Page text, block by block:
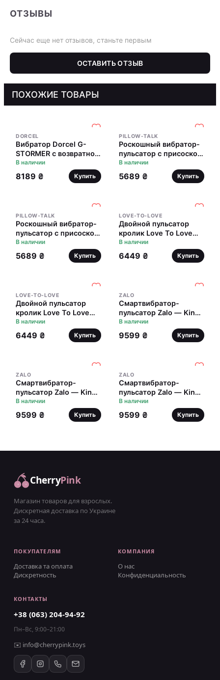
ОТЗЫВЫ
Сейчас еще нет отзывов, станьте первым
ОСТАВИТЬ ОТЗЫВ
ПОХОЖИЕ ТОВАРЫ
DORCEL
Вибратор Dorcel G-
STORMER с возвратно-
поступательным
движением головки,
стимуляция точки G
В наличии
8189 ₴ Купить
PILLOW-TALK
Роскошный вибратор-
пульсатор с присоской
Pillow Talk - Feisty
Thrusting Vibrator Pink
В наличии
5689 ₴ Купить
PILLOW-TALK
Роскошный вибратор-
пульсатор с присоской
Pillow Talk - Feisty
Thrusting Vibrator Teal
В наличии
5689 ₴ Купить
LOVE-TO-LOVE
Двойной пульсатор
кролик Love To Love
SASSY BUNNY -
PURPLE RAIN
В наличии
6449 ₴ Купить
LOVE-TO-LOVE
Двойной пульсатор
кролик Love To Love
SASSY BUNNY - BABY
PINK
В наличии
6449 ₴ Купить
ZALO
Смартвибратор-
пульсатор Zalo — King
Turquoise Green,
кристалл Swarovski
В наличии
9599 ₴ Купить
ZALO
Смартвибратор-
пульсатор Zalo — King
Wine Red, кристалл
Swarovski
В наличии
9599 ₴ Купить
ZALO
Смартвибратор-
пульсатор Zalo — King
Velvet Purple, кристалл
Swarovski
В наличии
9599 ₴ Купить
CherryPink
Магазин товаров для взрослых.
Дискретная доставка по Украине
за 24 часа.
ПОКУПАТЕЛЯМ
Доставка та оплата
Дискретность
КОМПАНИЯ
О нас
Конфиденциальность
КОНТАКТЫ
+38 (063) 204-94-92
Пн–Вс, 9:00–21:00
✉️ info@cherrypink.toys